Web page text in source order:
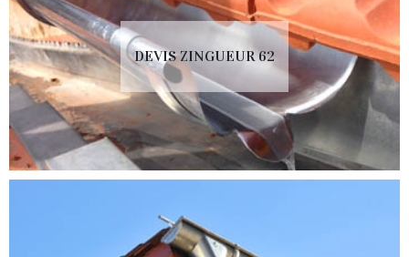
DEVIS ZINGUEUR 62